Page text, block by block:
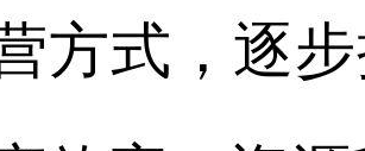
方式，逐